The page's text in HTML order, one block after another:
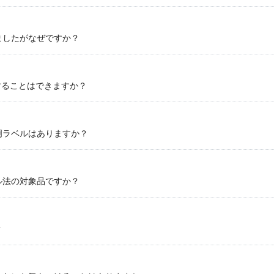
たがなぜですか？
ことはできますか？
ベルはありますか？
の対象品ですか？